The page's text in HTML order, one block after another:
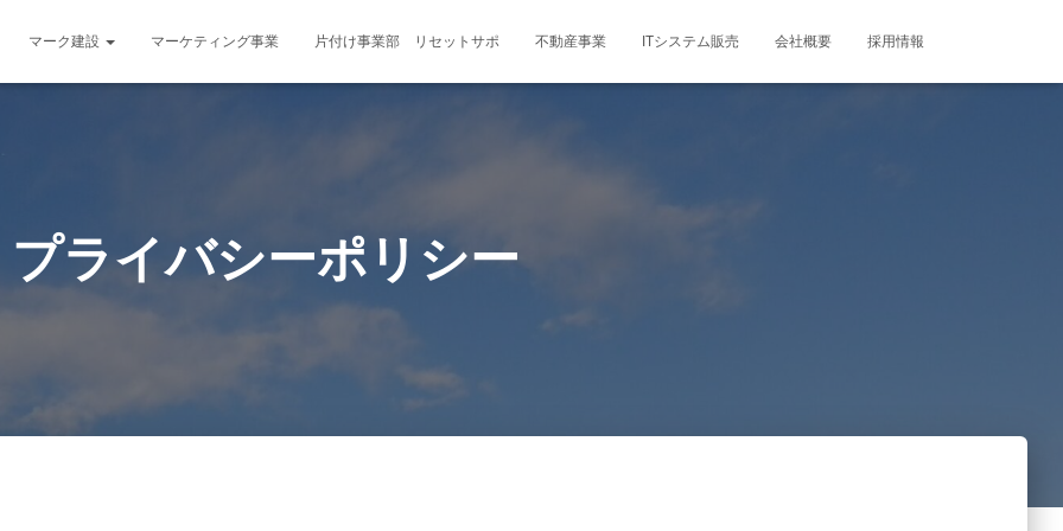
マーク建設 マーケティング事業 片付け事業部 リセットサポ 不動産事業 ITシステム販売 会社概要 採用情報
プライバシーポリシー